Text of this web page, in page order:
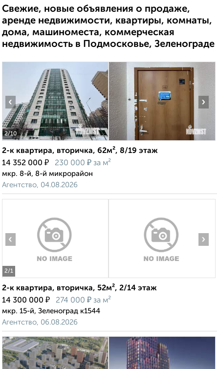
Свежие, новые объявления о продаже,
аренде недвижимости, квартиры, комнаты,
дома, машиноместа, коммерческая
недвижимость в Подмосковье, Зеленограде
2/10
‹ ›
2-к квартира, вторичка, 62м², 8/19 этаж
14 352 000 ₽ 230 000 ₽ за м²
мкр. 8-й, 8-й микрорайон
Агентство, 04.08.2026
2/1
‹ ›
2-к квартира, вторичка, 52м², 2/14 этаж
14 300 000 ₽ 274 000 ₽ за м²
мкр. 15-й, Зеленоград к1544
Агентство, 06.08.2026